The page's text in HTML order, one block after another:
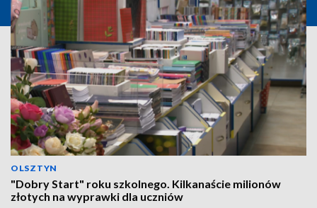
OLSZTYN
"Dobry Start" roku szkolnego. Kilkanaście milionów
złotych na wyprawki dla uczniów